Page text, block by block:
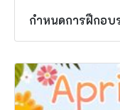
กำหนดการฝึกอ